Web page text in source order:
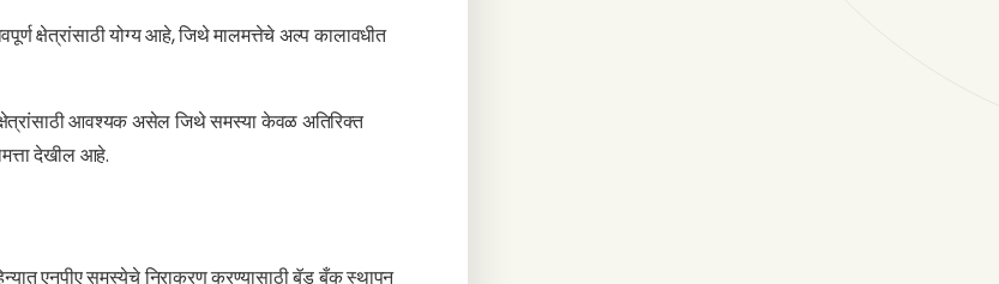
क्षेत्रांसाठी योग्य आहे, जिथे मालमत्तेचे अल्प कालावधीत
आवश्यक असेल जिथे समस्या केवळ अतिरिक्त
देखील आहे.
एनपीए समस्येचे निराकरण करण्यासाठी बॅड बँक स्थापन